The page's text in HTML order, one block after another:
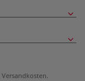
Versandkosten.